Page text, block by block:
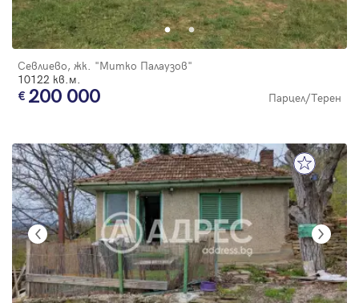
Севлиево, жк. "Митко Палаузов"
10122 кв.м.
200 000 Парцел/Терен